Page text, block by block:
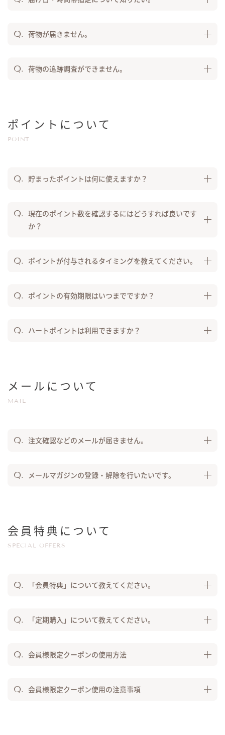
荷物が届きません。
荷物の追跡調査ができません。
ポイントについて
POINT
貯まったポイントは何に使えますか？
現在のポイント数を確認するにはどうすれば良いです
か？
ポイントが付与されるタイミングを教えてください。
ポイントの有効期限はいつまでですか？
ハートポイントは利用できますか？
メールについて
MAIL
注文確認などのメールが届きません。
メールマガジンの登録・解除を行いたいです。
会員特典について
SPECIAL OFFERS
「会員特典」について教えてください。
「定期購入」について教えてください。
会員様限定クーポンの使用方法
会員様限定クーポン使用の注意事項